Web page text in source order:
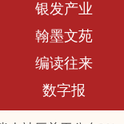
银发产业
翰墨文苑
编读往来
数字报